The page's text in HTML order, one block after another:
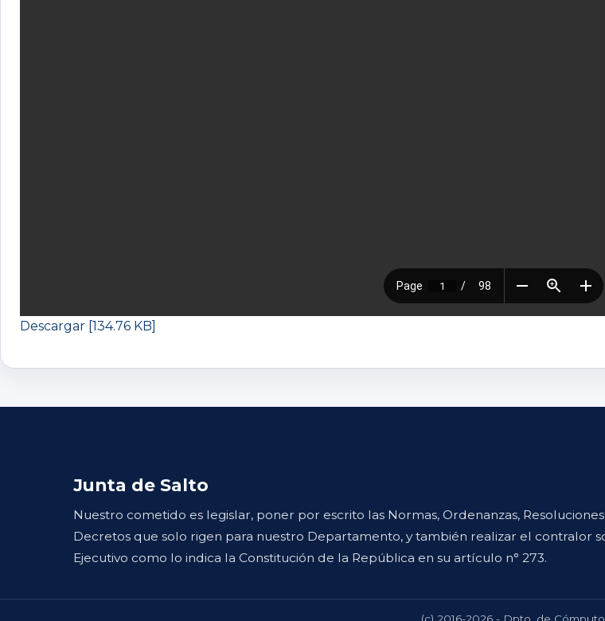
Descargar [134.76 KB]
Junta de Salto
Nuestro cometido es legislar, poner por escrito las Normas, Ordenanzas,
Decretos que solo rigen para nuestro Departamento, y también realizar el contralor
Ejecutivo como lo indica la Constitución de la República en su artículo n° 273.
(c) 2016-2026 - Dpto. de